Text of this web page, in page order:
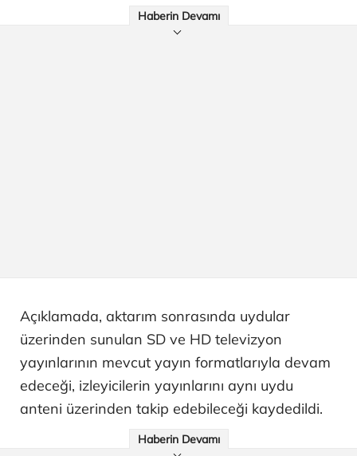
Haberin Devamı
Açıklamada, aktarım sonrasında uydular
üzerinden sunulan SD ve HD televizyon
yayınlarının mevcut yayın formatlarıyla devam
edeceği, izleyicilerin yayınlarını aynı uydu
anteni üzerinden takip edebileceği kaydedildi.
Haberin Devamı